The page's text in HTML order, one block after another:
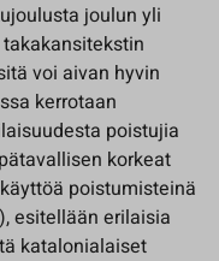
joulun yli
voi aivan hyvin
kerrotaan
poistujia
korkeat
poistumisteinä
esitellään erilaisia
katalonialaiset